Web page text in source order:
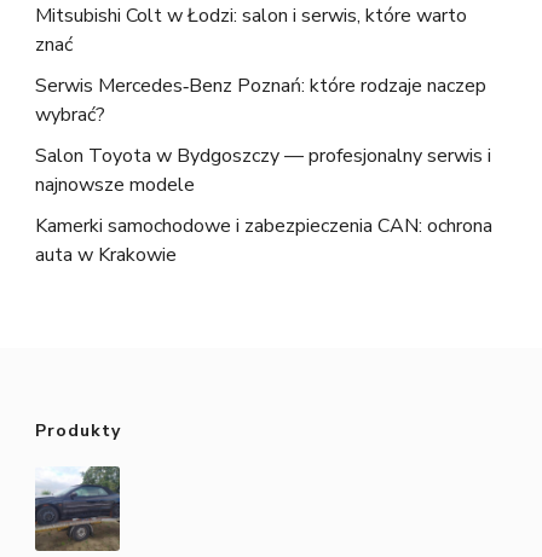
Mitsubishi Colt w Łodzi: salon i serwis, które warto
znać
Serwis Mercedes‑Benz Poznań: które rodzaje naczep
wybrać?
Salon Toyota w Bydgoszczy — profesjonalny serwis i
najnowsze modele
Kamerki samochodowe i zabezpieczenia CAN: ochrona
auta w Krakowie
Produkty